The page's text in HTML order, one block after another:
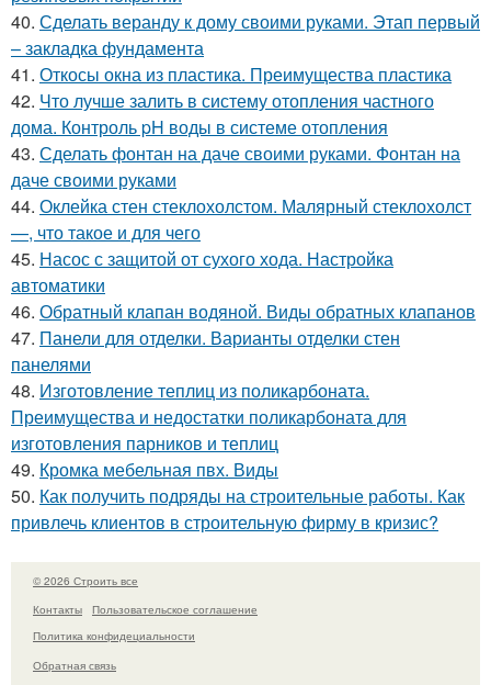
40. Сделать веранду к дому своими руками. Этап первый
– закладка фундамента
41. Откосы окна из пластика. Преимущества пластика
42. Что лучше залить в систему отопления частного
дома. Контроль pH воды в системе отопления
43. Сделать фонтан на даче своими руками. Фонтан на
даче своими руками
44. Оклейка стен стеклохолстом. Малярный стеклохолст
—, что такое и для чего
45. Насос с защитой от сухого хода. Настройка
автоматики
46. Обратный клапан водяной. Виды обратных клапанов
47. Панели для отделки. Варианты отделки стен
панелями
48. Изготовление теплиц из поликарбоната.
Преимущества и недостатки поликарбоната для
изготовления парников и теплиц
49. Кромка мебельная пвх. Виды
50. Как получить подряды на строительные работы. Как
привлечь клиентов в строительную фирму в кризис?
© 2026 Строить все
Контакты
Пользовательское соглашение
Политика конфидециальности
Обратная связь